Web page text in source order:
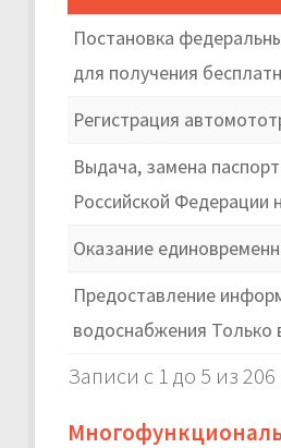
Постановка
для получения
Регистрация
Выдача, замена
Российской Федерации
Оказание
Предоставление
водоснабжения Только
Записи с 1 до 5 из